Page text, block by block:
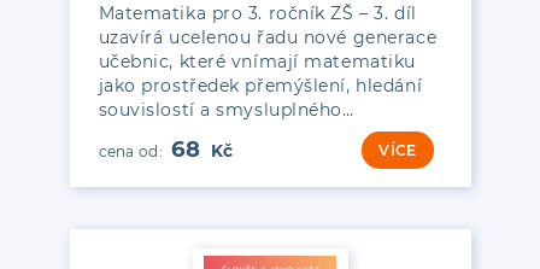
Matematika pro 3. ročník ZŠ – 3. díl
uzavírá ucelenou řadu nové generace
učebnic, které vnímají matematiku
jako prostředek přemýšlení, hledání
souvislostí a smysluplného…
68 VÍCE